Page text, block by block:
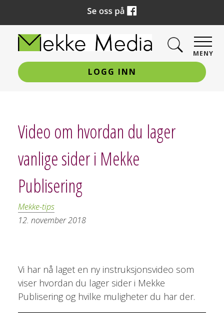
MENY
LOGG INN
Video om hvordan du lager
vanlige sider i Mekke
Publisering
Mekke-tips
12. november 2018
Vi har nå laget en ny instruksjonsvideo som
viser hvordan du lager sider i Mekke
Publisering og hvilke muligheter du har der.